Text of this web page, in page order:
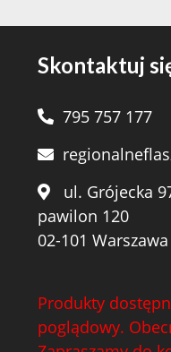
Skontaktuj
795 757 177
ul. Grójecka
pawilon 120
02-101 Warszawa
Produkty
poglądowy.